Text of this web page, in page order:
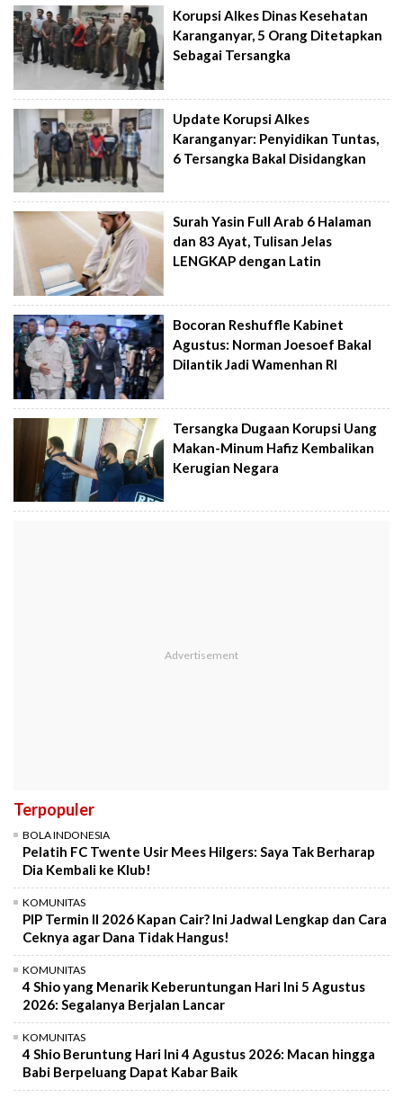
Korupsi Alkes Dinas Kesehatan
Karanganyar, 5 Orang Ditetapkan
Sebagai Tersangka
Update Korupsi Alkes
Karanganyar: Penyidikan Tuntas,
6 Tersangka Bakal Disidangkan
Surah Yasin Full Arab 6 Halaman
dan 83 Ayat, Tulisan Jelas
LENGKAP dengan Latin
Bocoran Reshuffle Kabinet
Agustus: Norman Joesoef Bakal
Dilantik Jadi Wamenhan RI
Tersangka Dugaan Korupsi Uang
Makan-Minum Hafiz Kembalikan
Kerugian Negara
Terpopuler
BOLA INDONESIA
Pelatih FC Twente Usir Mees Hilgers: Saya Tak Berharap
Dia Kembali ke Klub!
KOMUNITAS
PIP Termin II 2026 Kapan Cair? Ini Jadwal Lengkap dan Cara
Ceknya agar Dana Tidak Hangus!
KOMUNITAS
4 Shio yang Menarik Keberuntungan Hari Ini 5 Agustus
2026: Segalanya Berjalan Lancar
KOMUNITAS
4 Shio Beruntung Hari Ini 4 Agustus 2026: Macan hingga
Babi Berpeluang Dapat Kabar Baik